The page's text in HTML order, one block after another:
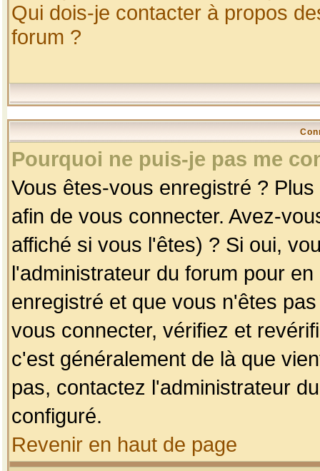
Qui dois-je contacter à propos
forum ?
Pourquoi ne puis-je pas me
Vous êtes-vous enregistré ?
afin de vous connecter. Avez-
affiché si vous l'êtes) ? Si oui,
l'administrateur du forum pour
enregistré et que vous n'êtes
vous connecter, vérifiez et
c'est généralement de là que
pas, contactez l'administrateur
configuré.
Revenir en haut de page